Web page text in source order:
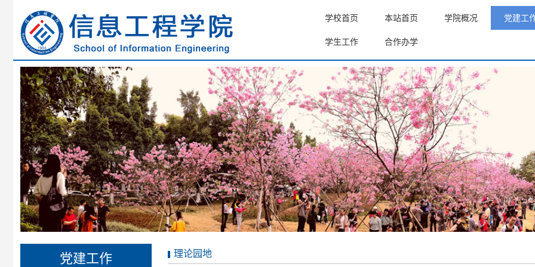
学校首页 本站首页 学院概况 党建工
学生工作 合作办学
党建工作 理论园地